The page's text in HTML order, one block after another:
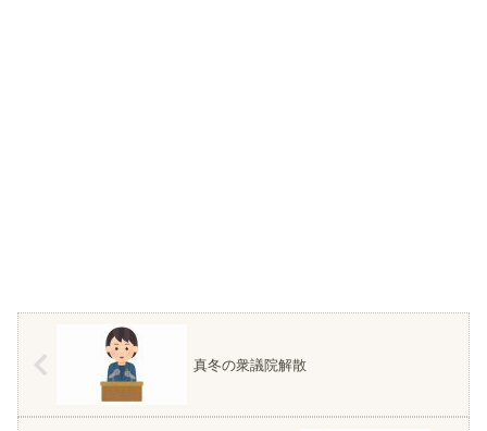
真冬の衆議院解散